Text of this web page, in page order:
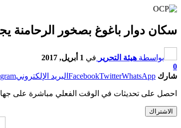
سكان دوار باغوغ بصخور الرحامنة
بواسطة هيئة التحرير في 1 أبريل, 2017
0
شارك
FacebookTwitterWhatsApp البريد الإلكتروني
احصل على تحديثات في الوقت الفعلي مباشرة على
الاشتراك